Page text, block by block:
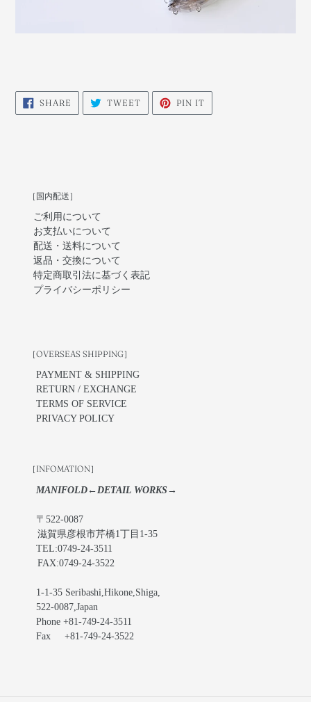
SHARE SHARE
FACEBOOK
TWEETTWEET
TWITTER
PIN IT
PINTEREST
［国内配送］
ご利用について
お支払いについて
配送・送料について
返品・交換について
特定商取引法に基づく表記
プライバシーポリシー
［OVERSEAS SHIPPING］
PAYMENT & SHIPPING
RETURN / EXCHANGE
TERMS OF SERVICE
PRIVACY POLICY
［INFOMATION］
MANIFOLD←DETAIL WORKS→
〒522-0087
滋賀県彦根市芹橋1丁目1-35
TEL:0749-24-3511
FAX:0749-24-3522
1-1-35 Seribashi,Hikone,Shiga,
522-0087,Japan
Phone +81-749-24-3511
Fax +81-749-24-3522